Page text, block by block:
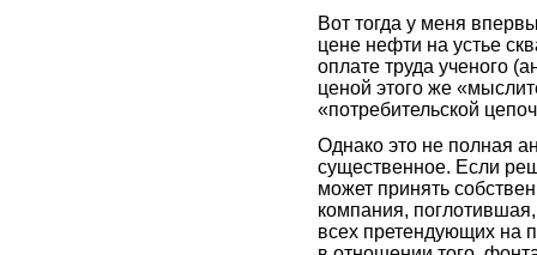
Вот тогда у меня
цене нефти на устье
оплате труда ученого
ценой этого же
«потребительской
Однако это не полная
существенное. Если
может принять
компания,
всех претендующих на